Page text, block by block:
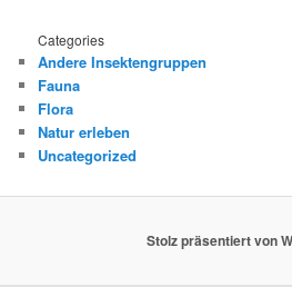
Categories
Andere Insektengruppen
Fauna
Flora
Natur erleben
Uncategorized
Stolz präsentiert von